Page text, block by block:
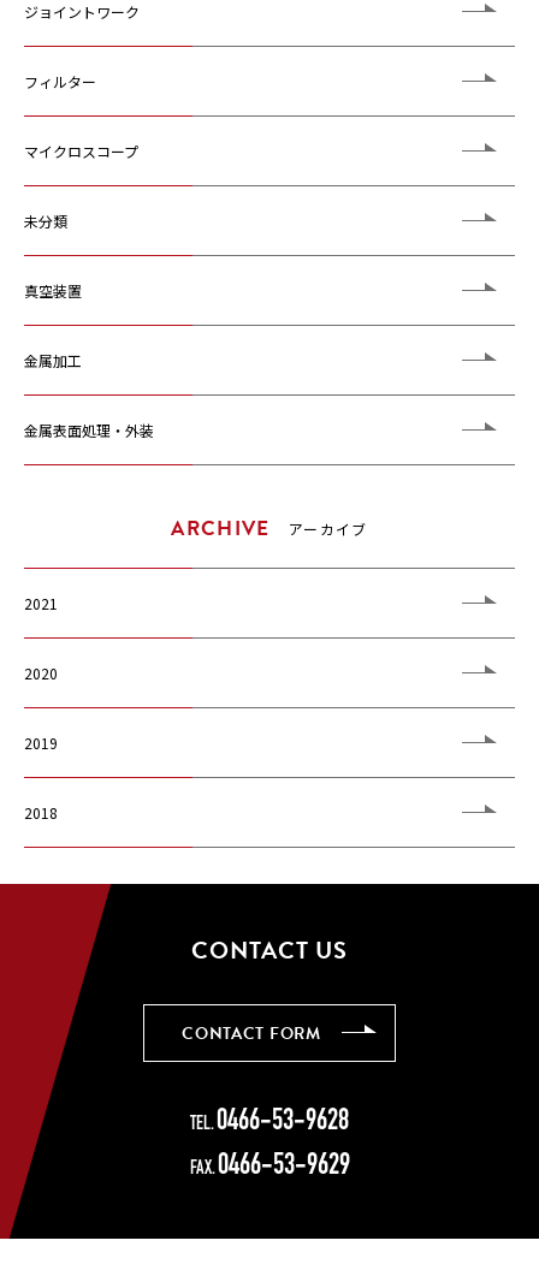
ジョイントワーク
フィルター
マイクロスコープ
未分類
真空装置
金属加工
金属表面処理・外装
ARCHIVE アーカイブ
2021
2020
2019
2018
CONTACT US
CONTACT FORM
TEL.0466-53-9628
FAX.0466-53-9629